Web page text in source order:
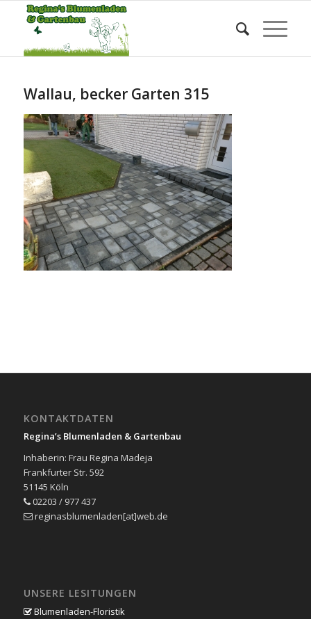
Blog - Die aktuellsten Neuigkeiten
Sie befinden sich hier: Startseite Wallau, becker Garten 315
Wallau, becker Garten 315
KONTAKTDATEN
Regina’s Blumenladen & Gartenbau
Inhaberin: Frau Regina Madeja
Frankfurter Str. 592
51145 Köln
02203 / 977 437
reginasblumenladen[at]web.de
UNSERE LESITUNGEN
Blumenladen-Floristik